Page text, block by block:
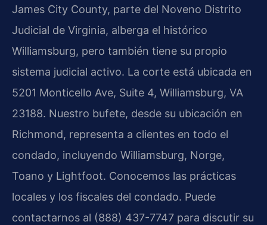
James City County, parte del Noveno Distrito
Judicial de Virginia, alberga el histórico
Williamsburg, pero también tiene su propio
sistema judicial activo. La corte está ubicada en
5201 Monticello Ave, Suite 4, Williamsburg, VA
23188. Nuestro bufete, desde su ubicación en
Richmond, representa a clientes en todo el
condado, incluyendo Williamsburg, Norge,
Toano y Lightfoot. Conocemos las prácticas
locales y los fiscales del condado. Puede
contactarnos al (888) 437-7747 para discutir su